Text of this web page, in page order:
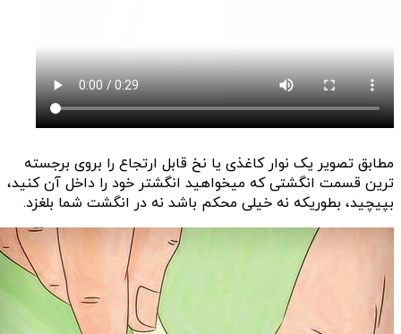
مطابق تصویر یک نوار کاغذی یا نخ قابل ارتجاع را بروی برجسته
ترین قسمت انگشتی که میخواهید انگشتر خود را داخل آن کنید،
بپیچید، بطوریکه نه خیلی محکم باشد نه در انگشت شما بلغزد.